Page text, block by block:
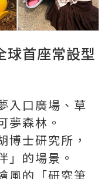
球首座常設型
入口廣場、草
夢森林。
博士研究所，
」的場景。
風的「研究筆